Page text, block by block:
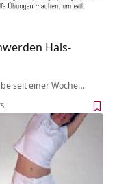
Hals-
seit einer Woche…